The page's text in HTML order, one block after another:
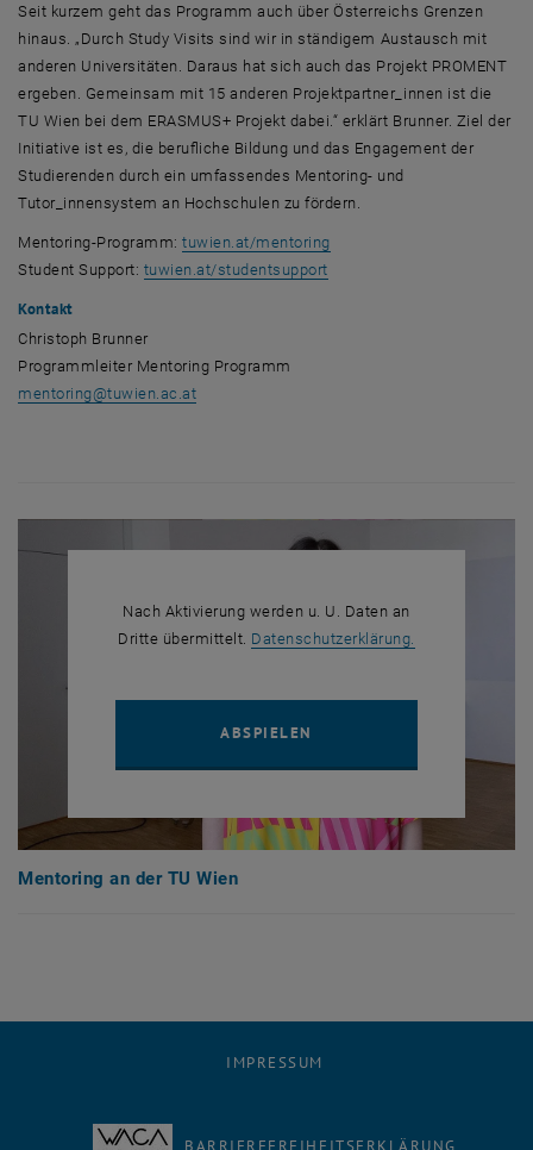
Seit kurzem geht das Programm auch über Österreichs Grenzen
hinaus. „Durch Study Visits sind wir in ständigem Austausch mit
anderen Universitäten. Daraus hat sich auch das Projekt PROMENT
ergeben. Gemeinsam mit 15 anderen Projektpartner_innen ist die
TU Wien bei dem ERASMUS+ Projekt dabei.“ erklärt Brunner. Ziel der
Initiative ist es, die berufliche Bildung und das Engagement der
Studierenden durch ein umfassendes Mentoring- und
Tutor_innensystem an Hochschulen zu fördern.
Mentoring-Programm:tuwien.at/mentoring, öffnet eine externe URL in
Student Support: tuwien.at/studentsupport, öffnet eine externe URL in
Kontakt
Christoph Brunner
Programmleiter Mentoring Programm
mentoring@tuwien.ac.at
Nach Aktivierung werden u. U. Daten an
Dritte übermittelt. Datenschutzerklärung.
ABSPIELEN
Mentoring an der TU Wien
IMPRESSUM